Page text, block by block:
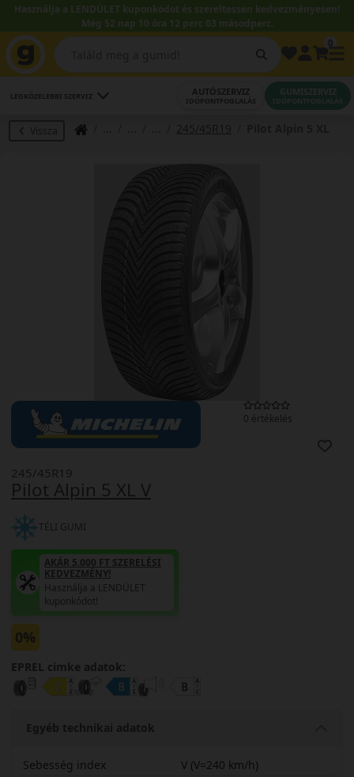
Használja a LENDÜLET kuponkódot és szereltessen kedvezményesen!
Még 52 nap 10 óra 12 perc 02 másodperc.
LEGKÖZELEBBI SZERVIZ AUTÓSZERVIZ
IDŐPONTFOGLALÁS
GUMISZERVIZ
IDŐPONTFOGLALÁS
Vissza 245/45R19
0 értékelés
Pilot Alpin 5 XL V
245/45R19
TÉLI GUMI
AKÁR 5.000 FT SZERELÉSI
KEDVEZMÉNY!
Használja a LENDÜLET
kuponkódot!
0%
EPREL cimke adatok:
Egyéb technikai adatok
Sebesség index
V (V=240 km/h)